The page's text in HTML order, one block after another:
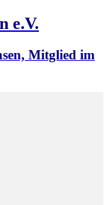
e.V.
Mitglied im